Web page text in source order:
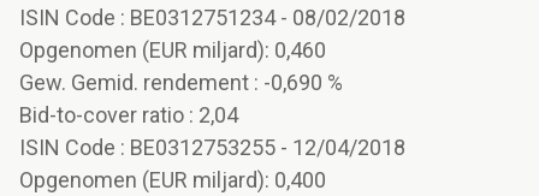
ISIN Code : BE0312751234 - 08/02/2018
Opgenomen (EUR miljard): 0,460
Gew. Gemid. rendement : -0,690 %
Bid-to-cover ratio : 2,04
ISIN Code : BE0312753255 - 12/04/2018
Opgenomen (EUR miljard): 0,400